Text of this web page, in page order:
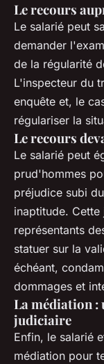
Le recours
Le salarié peut
demander
de la régularité
L'inspecteur du
enquête et, le
régulariser la
Le recours
Le salarié peut
prud'hommes
préjudice subi
inaptitude.
représentants
statuer sur la
échéant,
dommages et
La médiation :
judiciaire
Enfin, le salarié
médiation pour